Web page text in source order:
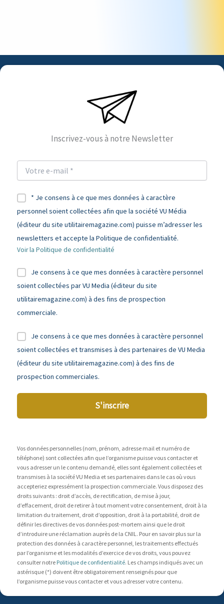
Inscrivez-vous à notre Newsletter
* Je consens à ce que mes données à caractère
personnel soient collectées afin que la société VU Média
(éditeur du site utilitairemagazine.com) puisse m’adresser les
newsletters et accepte la Politique de confidentialité.
Voir la Politique de confidentialité
Je consens à ce que mes données à caractère personnel
soient collectées par VU Media (éditeur du site
utilitairemagazine.com) à des fins de prospection
commerciale.
Je consens à ce que mes données à caractère personnel
soient collectées et transmises à des partenaires de VU Media
(éditeur du site utilitairemagazine.com) à des fins de
prospection commerciales.
S'inscrire
Vos données personnelles (nom, prénom, adresse mail et numéro de
téléphone) sont collectées afin que l’organisme puisse vous contacter et
vous adresser un le contenu demandé, elles sont également collectées et
transmises à la société VU Media et ses partenaires dans le cas où vous
accepteriez expressément la prospection commerciale. Vous disposez des
droits suivants : droit d’accès, de rectification, de mise à jour,
d’effacement, droit de retirer à tout moment votre consentement, droit à la
limitation du traitement, droit d’opposition, droit à la portabilité, droit de
définir les directives de vos données post-mortem ainsi que le droit
d’introduire une réclamation auprès de la CNIL. Pour en savoir plus sur la
protection des données à caractère personnel, les traitements effectués
par l’organisme et les modalités d’exercice de vos droits, vous pouvez
consulter notre Politique de confidentialité. Les champs indiqués avec un
astérisque (*) doivent être obligatoirement renseignés pour que
l’organisme puisse vous contacter et vous adresser votre contenu.